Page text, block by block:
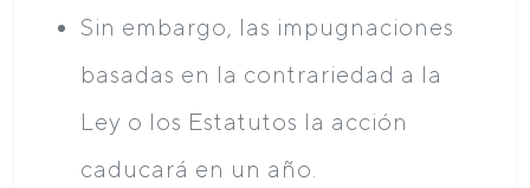
Sin embargo, las impugnaciones
basadas en la contrariedad a la
Ley o los Estatutos la acción
caducará en un año.